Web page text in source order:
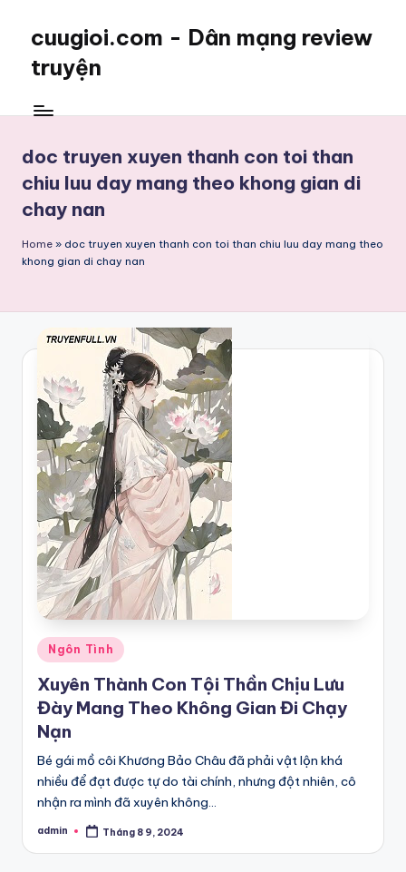
cuugioi.com - Dân mạng review
truyện
doc truyen xuyen thanh con toi than
chiu luu day mang theo khong gian di
chay nan
Home » doc truyen xuyen thanh con toi than chiu luu day mang theo
khong gian di chay nan
Posted
in
Ngôn Tình
Xuyên Thành Con Tội Thần Chịu Lưu
Đày Mang Theo Không Gian Đi Chạy
Nạn
Bé gái mồ côi Khương Bảo Châu đã phải vật lộn khá
nhiều để đạt được tự do tài chính, nhưng đột nhiên, cô
nhận ra mình đã xuyên không…
Posted
admin Tháng 8 9, 2024